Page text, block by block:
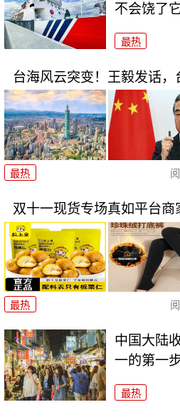
不会饶了
最热
台海风云突变！王毅发话
最热
双十一现货专场真如平台商
最热
中国大陆
一的第一
最热